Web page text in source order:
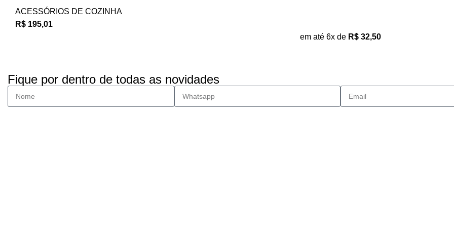
ACESSÓRIOS DE COZINHA
R$ 195,01
em até 6x de R$ 32,50
Fique por dentro de todas as novidades